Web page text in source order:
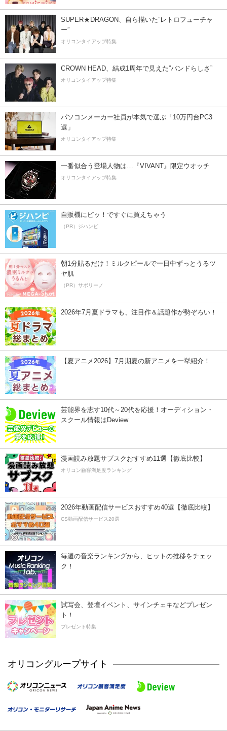
SUPER★DRAGON、自ら描いた”レトロフューチャ
ー”
オリコンタイアップ特集
CROWN HEAD、結成1周年で見えた”バンドらしさ”
オリコンタイアップ特集
パソコンメーカー社員が本気で選ぶ「10万円台PC3
選」
オリコンタイアップ特集
一番似合う登場人物は…『VIVANT』限定ウオッチ
オリコンタイアップ特集
自販機にピッ！ですぐに買えちゃう
（PR）ジハンピ
朝1分貼るだけ！ミルクピールで一日中ずっとうるツ
ヤ肌
（PR）サボリーノ
2026年7月夏ドラマも、注目作＆話題作が勢ぞろい！
【夏アニメ2026】7月期夏の新アニメを一挙紹介！
芸能界を志す10代～20代を応援！オーディション・
スクール情報はDeview
漫画読み放題サブスクおすすめ11選【徹底比較】
オリコン顧客満足度ランキング
2026年動画配信サービスおすすめ40選【徹底比較】
CS動画配信サービス20選
毎週の音楽ランキングから、ヒットの推移をチェッ
ク！
試写会、登壇イベント、サインチェキなどプレゼン
ト！
プレゼント特集
オリコングループサイト